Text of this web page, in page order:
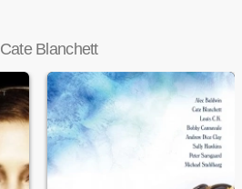
Cate Blanchett